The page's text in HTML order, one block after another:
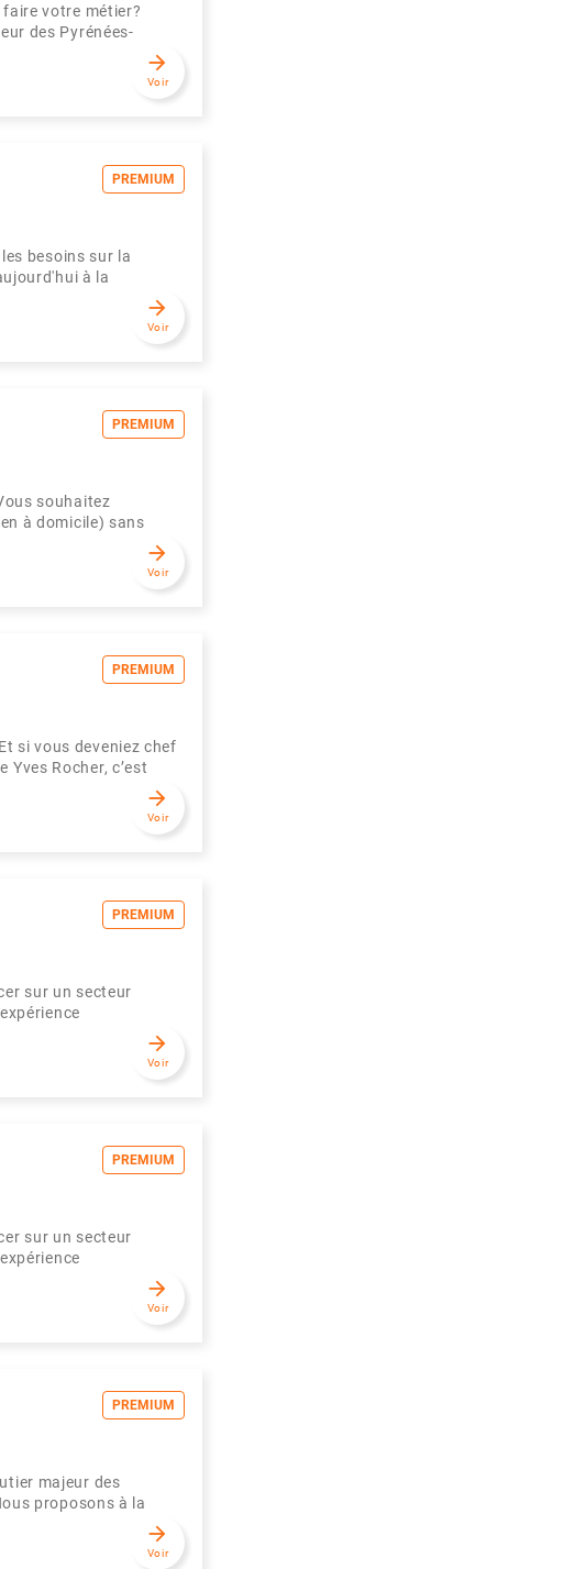
votre métier?
des Pyrénées-
arrow_forward
Voir
PREMIUM
besoins sur la
à la
arrow_forward
Voir
PREMIUM
souhaitez
à domicile) sans
arrow_forward
Voir
PREMIUM
si vous deveniez chef
Rocher, c’est
arrow_forward
Voir
PREMIUM
sur un secteur
arrow_forward
Voir
PREMIUM
sur un secteur
arrow_forward
Voir
PREMIUM
majeur des
proposons à la
arrow_forward
Voir